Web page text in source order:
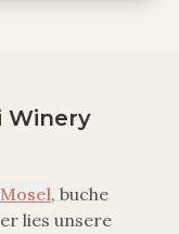
Winery
Mosel, buche
lies unsere